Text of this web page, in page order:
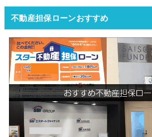
不動産担保ローンおすすめ